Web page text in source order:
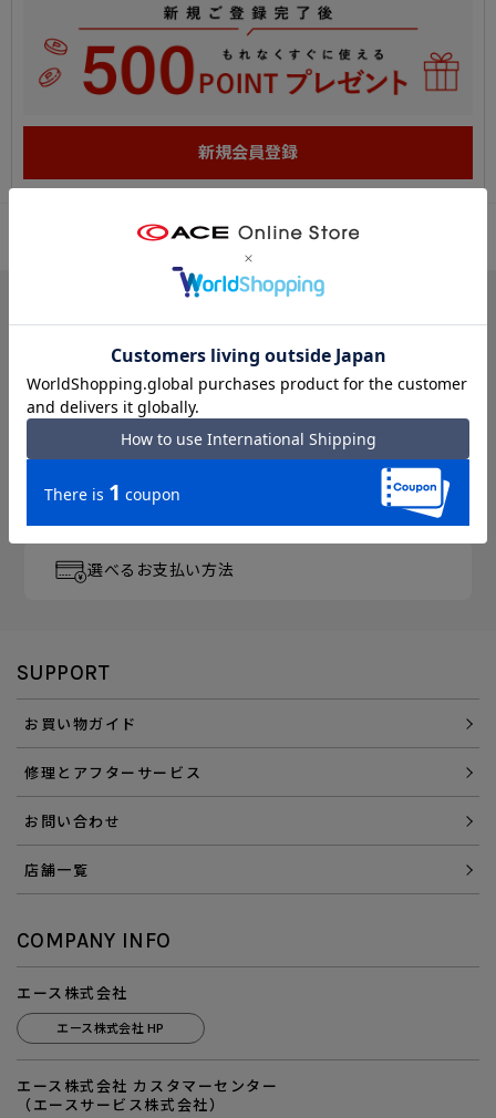
PC スマートフォン
3,300円以上のご購入で
「送料無料」
エース直営ならではの
「アフターサービス」
会員登録でさらに
「便利にお得にお買い物」を
選べるお支払い方法
SUPPORT
お買い物ガイド
修理とアフターサービス
お問い合わせ
店舗一覧
COMPANY INFO
エース株式会社
エース株式会社 HP
エース株式会社 カスタマーセンター
（エースサービス株式会社）